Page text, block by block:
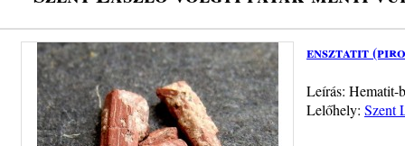
ensztatit
Leírás: Hematit-
Lelőhely: Szent